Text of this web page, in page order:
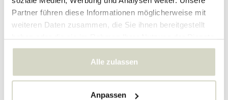
Partner führen diese Informationen möglicherweise mit
weiteren Daten zusammen, die Sie ihnen bereitgestellt
gesammelt haben.
Alle zulassen
Anpassen
EAN 5711173326037